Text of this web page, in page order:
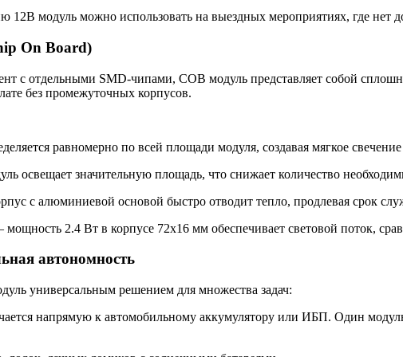
12В модуль можно использовать на выездных мероприятиях, где нет
On Board)
с отдельными SMD-чипами, COB модуль представляет собой
без промежуточных корпусов.
равномерно по всей площади модуля, создавая мягкое свечение
освещает значительную площадь, что снижает количество
с алюминиевой основой быстро отводит тепло, продлевая срок
2.4 Вт в корпусе 72х16 мм обеспечивает световой поток,
автономность
универсальным решением для множества задач:
напрямую к автомобильному аккумулятору или ИБП. Один